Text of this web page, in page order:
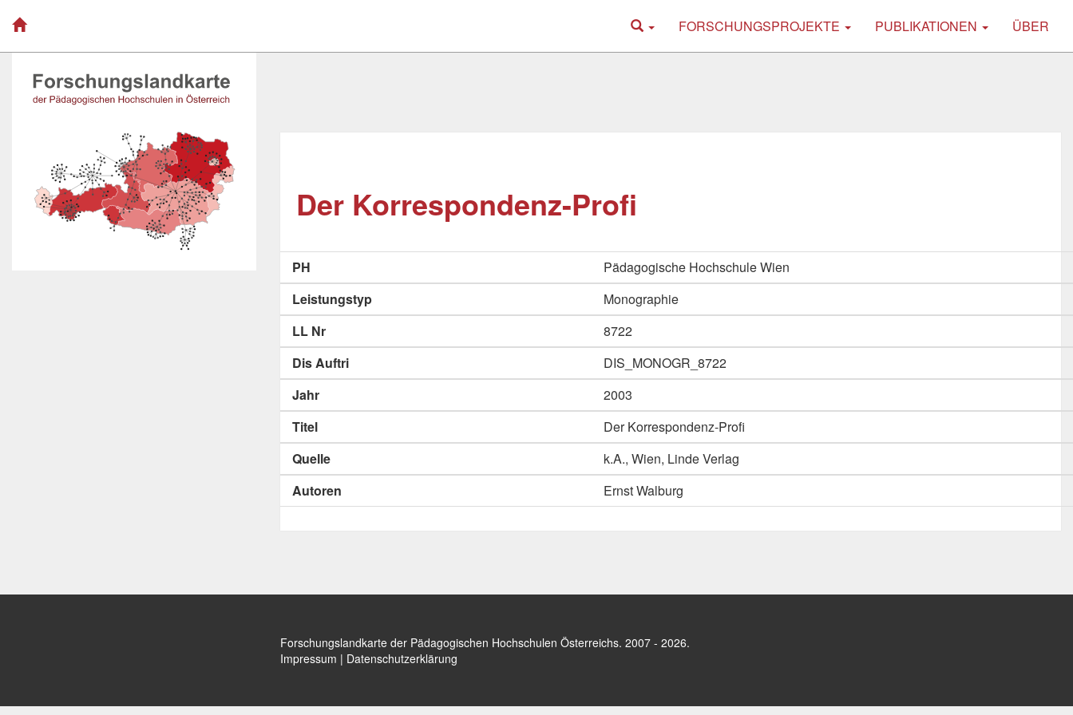
FORSCHUNGSPROJEKTE PUBLIKATIONEN ÜBER
Der Korrespondenz-Profi
PH
Pädagogische Hochschule Wien
Leistungstyp
Monographie
LL Nr
8722
Dis Auftri
DIS_MONOGR_8722
Jahr
2003
Titel
Der Korrespondenz-Profi
Quelle
k.A., Wien, Linde Verlag
Autoren
Ernst Walburg
Forschungslandkarte der Pädagogischen Hochschulen Österreichs. 2007 - 2026.
Impressum | Datenschutzerklärung